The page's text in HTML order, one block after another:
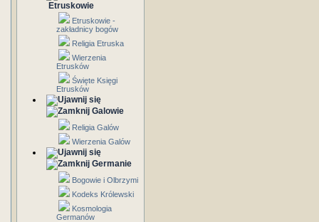
Etruskowie
Etruskowie -
zakładnicy bogów
Religia Etruska
Wierzenia
Etrusków
Święte Księgi
Etrusków
Galowie
Religia Galów
Wierzenia Galów
Germanie
Bogowie i Olbrzymi
Kodeks Królewski
Kosmologia
Germanów